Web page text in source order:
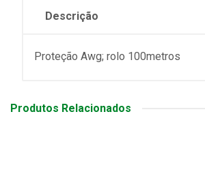
Descrição
Proteção Awg; rolo 100metros
Produtos Relacionados